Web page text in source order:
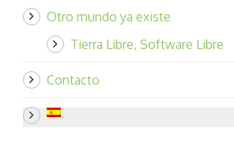
Otro mundo ya existe
Tierra Libre, Software Libre
Contacto